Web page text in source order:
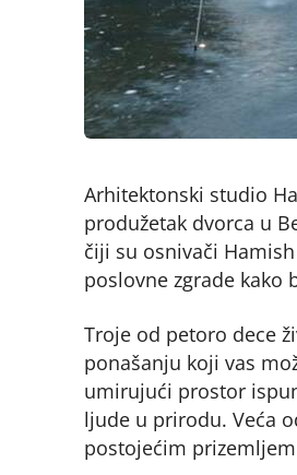
Arhitektonski studio
produžetak dvorca u
čiji su osnivači
poslovne zgrade kako
Troje od petoro dece
ponašanju koji vas
umirujući prostor
ljude u prirodu. Veća
postojećim